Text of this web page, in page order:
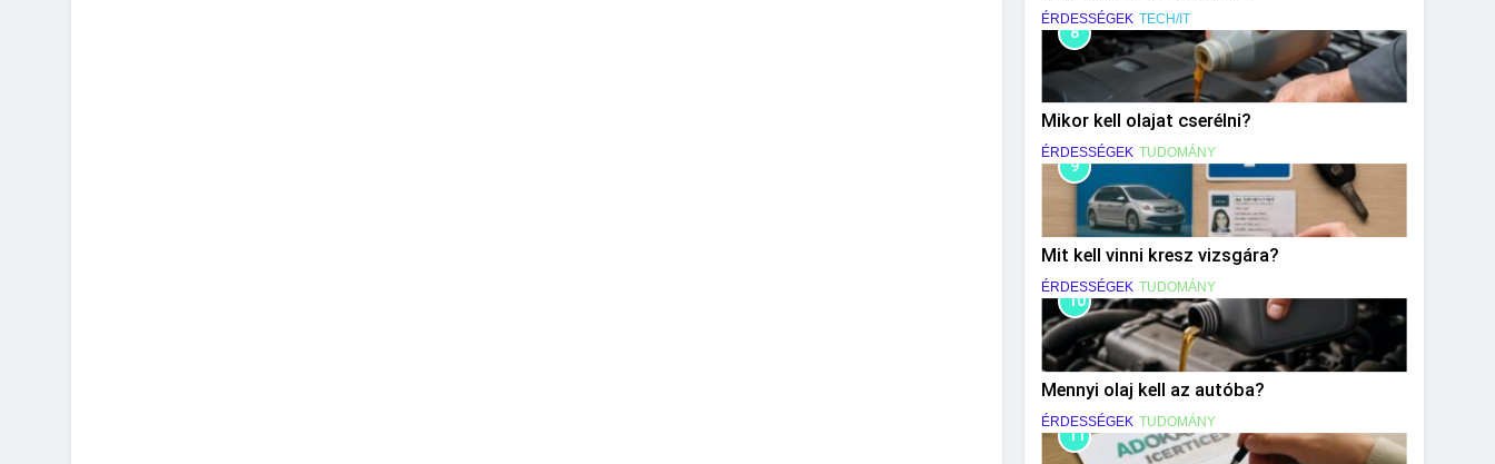
ÉRDESSÉGEK TECH/IT
8
Mikor kell olajat cserélni?
ÉRDESSÉGEK TUDOMÁNY
9
Mit kell vinni kresz vizsgára?
ÉRDESSÉGEK TUDOMÁNY
10
Mennyi olaj kell az autóba?
ÉRDESSÉGEK TUDOMÁNY
11